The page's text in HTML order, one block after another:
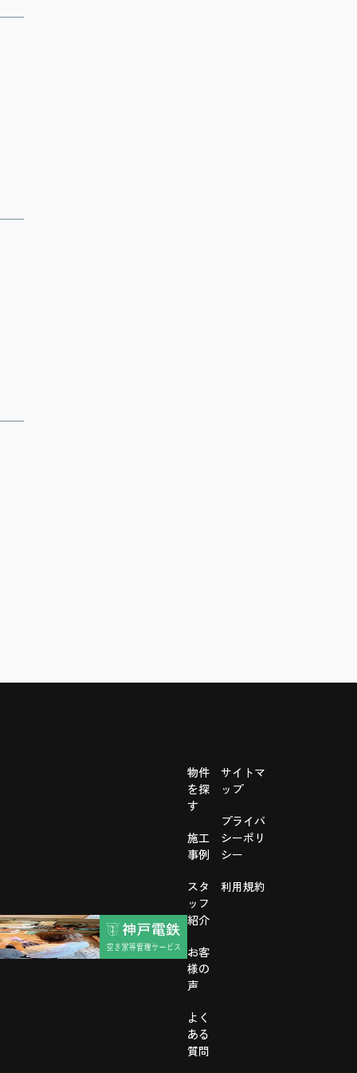
物件
を探
す
施工
事例
スタ
ッフ
紹介
お客
様の
声
よく
ある
質問
サイトマ
ップ
プライバ
シーポリ
シー
利用規約